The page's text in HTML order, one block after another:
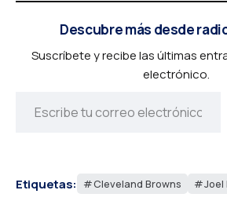
Descubre más desde
Suscríbete y recibe las últimas
electrónico.
Etiquetas: Cleveland Browns Joel